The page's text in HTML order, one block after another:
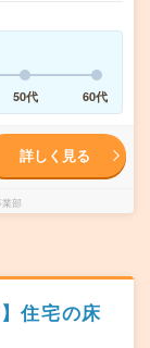
50代 60代
詳しく見る
部
住宅の床